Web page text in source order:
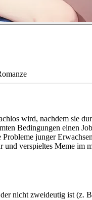
wird, nachdem sie
Bedingungen einen
junger
verspieltes Meme im
nicht zweideutig ist (z.